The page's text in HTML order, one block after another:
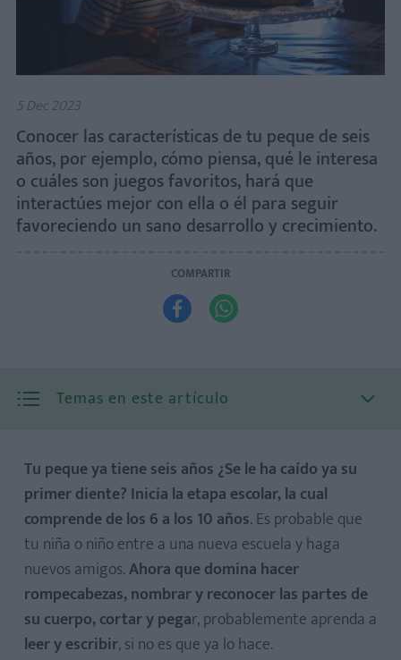
5 Dec 2023
Conocer las características de tu peque de seis
años, por ejemplo, cómo piensa, qué le interesa
o cuáles son juegos favoritos, hará que
interactúes mejor con ella o él para seguir
favoreciendo un sano desarrollo y crecimiento.
COMPARTIR
 
Temas en este artículo
Tu peque ya tiene seis años ¿Se le ha caído ya su
primer diente? Inicia la etapa escolar, la cual
comprende de los 6 a los 10 años. Es probable que
tu niña o niño entre a una nueva escuela y haga
nuevos amigos.Ahora que domina hacer
rompecabezas, nombrar y reconocer las partes de
su cuerpo, cortar y pegar, probablemente aprenda a
leer y escribir, si no es que ya lo hace.